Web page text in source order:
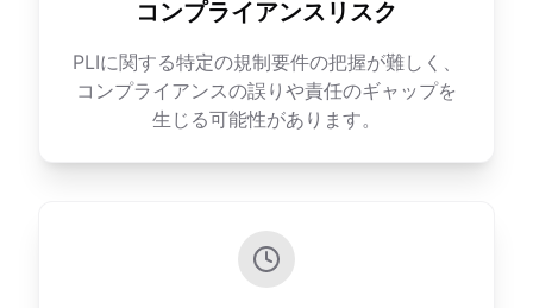
コンプライアンスリスク
PLIに関する特定の規制要件の把握が難しく、
コンプライアンスの誤りや責任のギャップを
生じる可能性があります。